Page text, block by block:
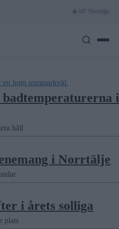
☀️ 18° Norrtälje
i
håll
i Norrtälje
i årets solliga
plats